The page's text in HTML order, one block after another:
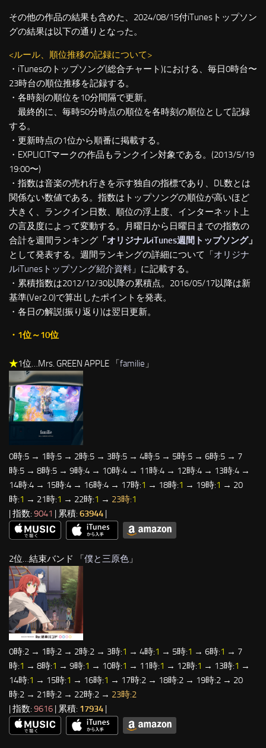
その他の作品の結果も含めた、2024/08/15付iTunesトップソン
グの結果は以下の通りとなった。
<ルール、順位推移の記録について>
・iTunesのトップソング(総合チャート)における、毎日0時台〜
23時台の順位推移を記録する。
・各時刻の順位を10分間隔で更新。
最終的に、毎時50分時点の順位を各時刻の順位として記録
する。
・更新時点の1位から順番に掲載する。
・EXPLICITマークの作品もランクイン対象である。(2013/5/19
19:00〜)
・指数は音楽の売れ行きを示す独自の指標であり、DL数とは
関係ない数値である。指数はトップソングの順位が高いほど
大きく、ランクイン日数、順位の浮上度、インターネット上
の言及度によって変動する。月曜日から日曜日までの指数の
合計を週間ランキング 「オリジナルiTunes週間トップソング」
として発表する。週間ランキングの詳細について「オリジナ
ルiTunesトップソング紹介資料 」に記載する。
・累積指数は2012/12/30以降の累積点。2016/05/17以降は新
基準(Ver2.0)で算出したポイントを発表。
・各日の解説(振り返り)は翌日更新。
・1位～10位
★1位…Mrs. GREEN APPLE 「familie 」
0時:5 → 1時:5 → 2時:5 → 3時:5 → 4時:5 → 5時:5 → 6時:5 → 7
時:5 → 8時:5 → 9時:4 → 10時:4 → 11時:4 → 12時:4 → 13時:4 →
14時:4 → 15時:4 → 16時:4 → 17時:1 → 18時:1 → 19時:1 → 20
時:1 → 21時:1 → 22時:1 → 23時:1
| 指数: 9041 | 累積: 63944 |
2位…結束バンド 「僕と三原色 」
0時:2 → 1時:2 → 2時:2 → 3時:1 → 4時:1 → 5時:1 → 6時:1 → 7
時:1 → 8時:1 → 9時:1 → 10時:1 → 11時:1 → 12時:1 → 13時:1 →
14時:1 → 15時:1 → 16時:1 → 17時:2 → 18時:2 → 19時:2 → 20
時:2 → 21時:2 → 22時:2 → 23時:2
| 指数: 9616 | 累積: 17934 |